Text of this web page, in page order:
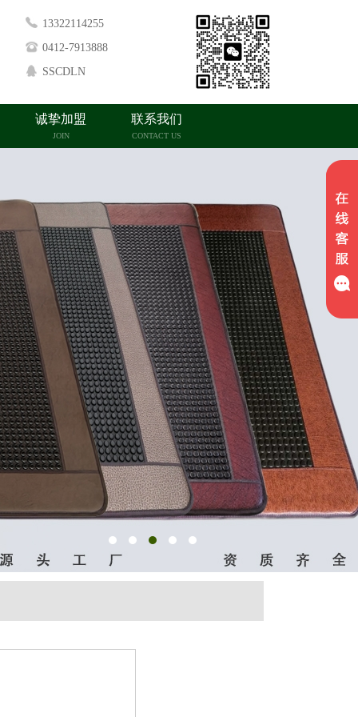
13322114255
0412-7913888
SSCDLN
诚挚加盟
JOIN
联系我们
CONTACT US